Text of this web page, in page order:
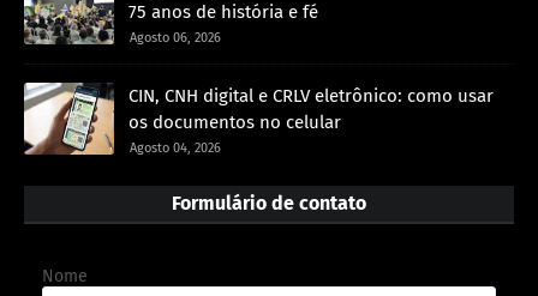
75 anos de história e fé
Agosto 06, 2026
CIN, CNH digital e CRLV eletrônico: como usar
os documentos no celular
Agosto 04, 2026
Formulário de contato
Nome